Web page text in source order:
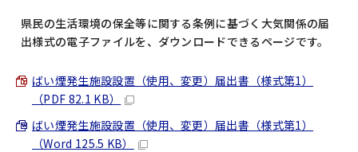
県民の生活環境の保全等に関する条例に基づく大気関係の届
出様式の電子ファイルを、ダウンロードできるページです。
ばい煙発生施設設置（使用、変更）届出書（様式第1）
（PDF 82.1 KB）
ばい煙発生施設設置（使用、変更）届出書（様式第1）
（Word 125.5 KB）